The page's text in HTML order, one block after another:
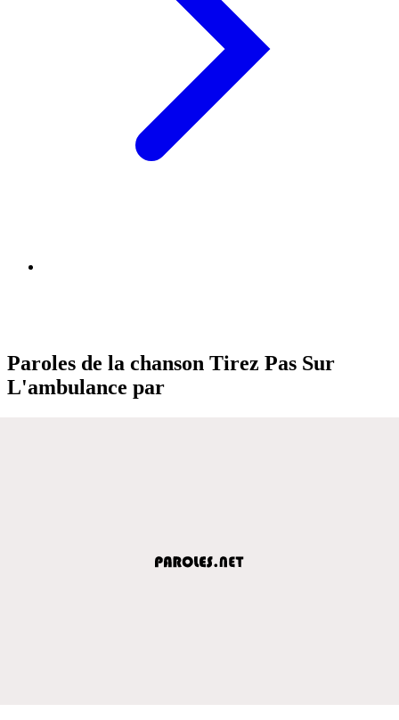
Paroles de la chanson Tirez Pas Sur
L'ambulance par